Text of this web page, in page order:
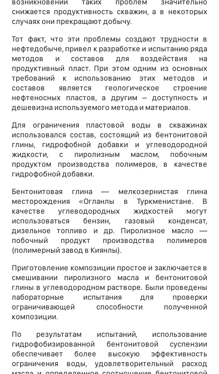
снижается продуктивность скважин, а в некоторых
случаях они прекращают добычу.
Тот факт, что эти проблемы создают трудности в
нефтедобыче, привел к разработке и испытанию ряда
методов и составов для воздействия на
продуктивный пласт. При этом одним из основных
требований к использованию этих методов и
составов является геологическое строение
нефтеносных пластов, а другим – доступность и
дешевизна используемого метода и материалов.
Для ограничения пластовой воды в скважинах
использовался состав, состоящий из бентонитовой
глины, гидрофобной добавки и углеводородной
жидкости, с пиролизным маслом, побочным
продуктом производства полимеров, в качестве
гидрофобной добавки.
Бентонитовая глина — мелкозернистая глина
месторождения «Огланлы в Туркменистане. В
качестве углеводородных жидкостей могут
использоваться бензин, газовый конденсат,
дизельное топливо и др. Пиролизное масло —
побочный продукт производства полимеров
(полимерный завод в Киянлы).
Приготовление композиции простое и заключается в
смешивании пиролизного масла и бентонитовой
глины в углеводородном растворе. Были проведены
лабораторные испытания для проверки
ограничивающей способности полученной
композиции.
По результатам испытаний, использование
гидрофобизированной бентонитовой суспензии
обеспечивает более высокую эффективность
ограничения воды, удовлетворительный расход